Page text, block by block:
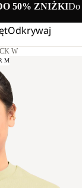
50% ZNIŻKIDo
Odkrywaj
W
M